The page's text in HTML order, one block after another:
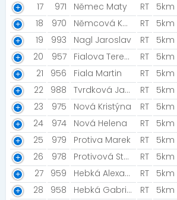
17
971 Němec Maty RT 5km
18
970 Němcová Katka [Germany team] RT 5km
19
993 Nagl Jaroslav RT 5km
20
957 Fialova Tereza RT 5km
21
956 Fiala Martin RT 5km
22
988 Tvrdková Jana RT 5km
23
975 Nová Kristýna RT 5km
24
974 Nová Helena RT 5km
25
979 Protiva Marek RT 5km
26
978 Protivová Stanislava [Sisíci] RT 5km
27
959 Hebká Alexandra Lucie RT 5km
28
958 Hebká Gabriela [My ze Strupčic] RT 5km